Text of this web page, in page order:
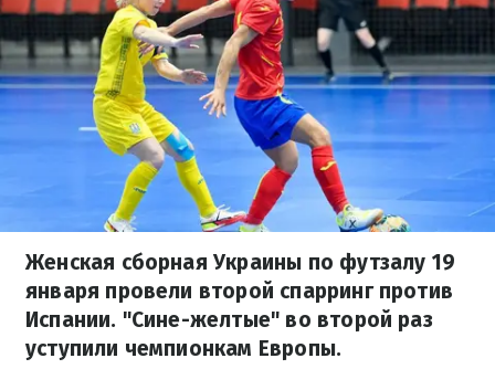
Женская сборная Украины по футзалу 19
января провели второй спарринг против
Испании. "Сине-желтые" во второй раз
уступили чемпионкам Европы.